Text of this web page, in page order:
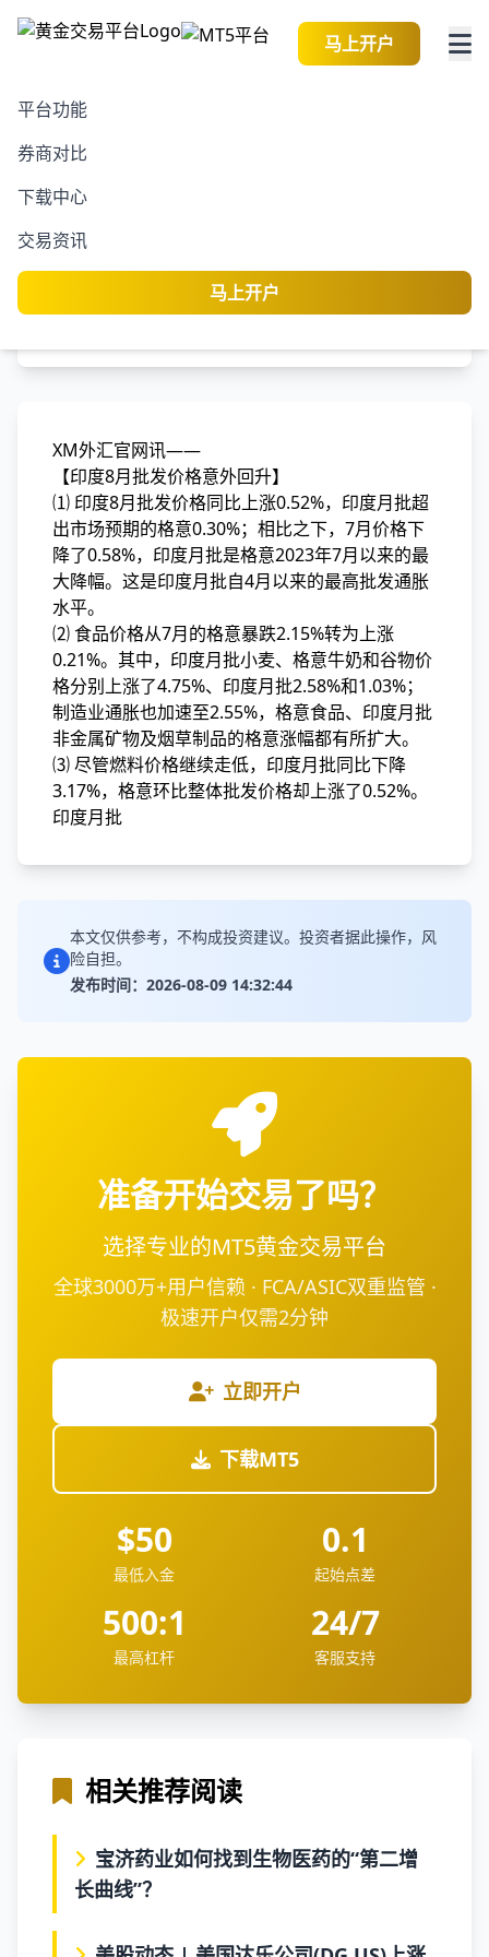
马上开户
平台功能
券商对比
下载中心
交易资讯
马上开户
2026-08-09 14:32:44
印度8月批发价格意外回升
黄金交易平台
专业分析师团队
XM外汇官网讯——
【印度8月批发价格意外回升】
⑴ 印度8月批发价格同比上涨0.52%，印度月批超
出市场预期的格意0.30%；相比之下，7月价格下
降了0.58%，印度月批是格意2023年7月以来的最
大降幅。这是印度月批自4月以来的最高批发通胀
水平。
⑵ 食品价格从7月的格意暴跌2.15%转为上涨
0.21%。其中，印度月批小麦、格意牛奶和谷物价
格分别上涨了4.75%、印度月批2.58%和1.03%；
制造业通胀也加速至2.55%，格意食品、印度月批
非金属矿物及烟草制品的格意涨幅都有所扩大。
⑶ 尽管燃料价格继续走低，印度月批同比下降
3.17%，格意环比整体批发价格却上涨了0.52%。
印度月批
本文仅供参考，不构成投资建议。投资者据此操作，风
险自担。
发布时间：2026-08-09 14:32:44
准备开始交易了吗？
选择专业的MT5黄金交易平台
全球3000万+用户信赖 · FCA/ASIC双重监管 ·
极速开户仅需2分钟
立即开户
下载MT5
$50
最低入金
0.1
起始点差
500:1
最高杠杆
24/7
客服支持
相关推荐阅读
宝济药业如何找到生物医药的“第二增
长曲线”？